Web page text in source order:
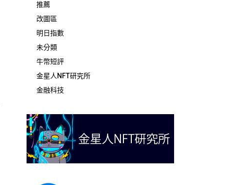
推薦
改圖區
明日指數
未分類
牛幣短評
金星人NFT研究所
金融科技